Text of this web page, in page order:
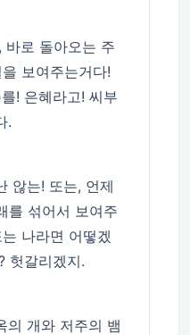
바로 돌아오는 주
보여주는거다!
! 은혜라고! 씨부
.
않는! 또는, 언제
를 섞어서 보여주
나라면 어떻겠
헛갈리겠지.
의 개와 저주의 뱀